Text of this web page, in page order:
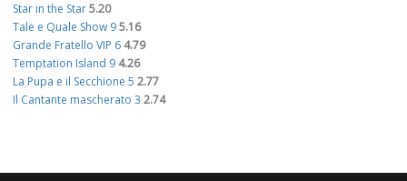
Star in the Star5.20
Tale e Quale Show 95.16
Grande Fratello VIP 6 4.79
Temptation Island 9 4.26
La Pupa e il Secchione 5 2.77
Il Cantante mascherato 3 2.74